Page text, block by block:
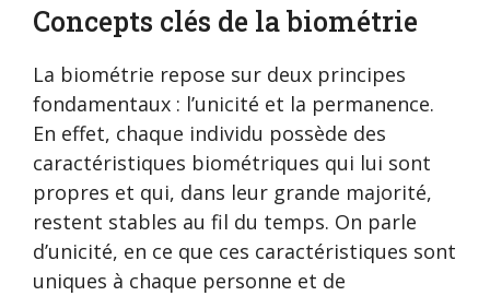
Concepts clés de la biométrie
La biométrie repose sur deux principes
fondamentaux : l’unicité et la permanence.
En effet, chaque individu possède des
caractéristiques biométriques qui lui sont
propres et qui, dans leur grande majorité,
restent stables au fil du temps. On parle
d’unicité, en ce que ces caractéristiques sont
uniques à chaque personne et de